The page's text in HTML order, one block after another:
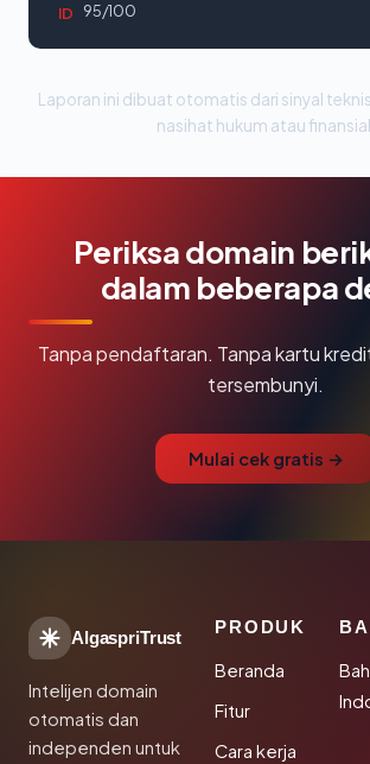
ID 95/100
Laporan ini dibuat otomatis dari sinyal
nasihat hukum atau
Periksa domain
dalam beberapa
Tanpa pendaftaran. Tanpa kartu
tersembunyi.
Mulai cek gratis →
AlgaspriTrust
Intelijen domain
otomatis dan
independen untuk
PRODUK
Beranda
Fitur
Cara kerja